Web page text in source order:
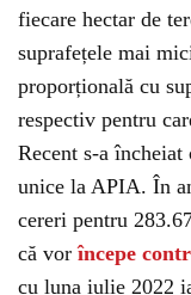
fiecare hectar de
suprafețele mai
proporțională cu
respectiv pentru
Recent s-a încheiat
unice la APIA. În
cereri pentru
că vor începe
cu luna iulie 2022